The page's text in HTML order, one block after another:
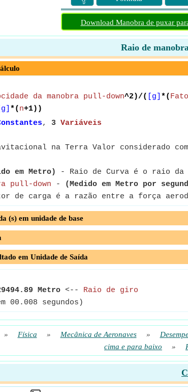
Download Manobra de puxar
Raio de
da manobra pull-down^2)/( [g] *(
[g] *( n+1))
, 3 Variáveis
na Terra Valor considerado
em Metro)
- Raio de Curva é o raio
pull-down - (Medido em Metro por
de carga é a razão entre a força
(s) em unidade de base
em Unidade de Saída
Metro <-- Raio de giro
00.008 segundos)
» Física » Mecânica de Aeronaves »
cima e para baixo
»